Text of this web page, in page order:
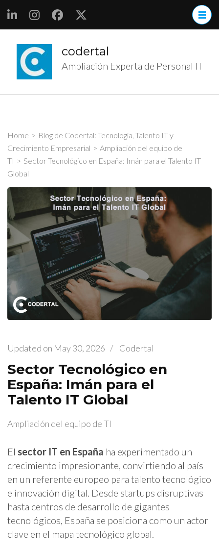
Skip
to
(Press
Enter)
codertal
Ampliación Experta de Personal IT
Home > Blog de Codertal: Tecnología, Talento IT y
Crecimiento Empresarial > Ampliación del equipo de
TI > Sector Tecnológico en España: Imán para el Talento IT
Global
Updated on May 30, 2026 / Codertal
Sector Tecnológico en
España: Imán para el
Talento IT Global
Ampliación del equipo de TI
El sector IT en España ha experimentado un
crecimiento impresionante, convirtiendo al país
en un referente europeo para talento tecnológico
e innovación digital. Desde startups disruptivas
hasta centros de desarrollo de gigantes
tecnológicos, España se posiciona como un actor
clave en el mapa tecnológico global.